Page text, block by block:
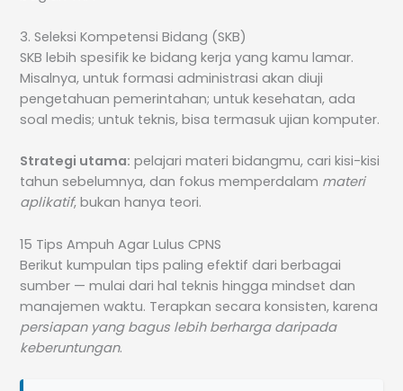
3. Seleksi Kompetensi Bidang (SKB)
SKB lebih spesifik ke bidang kerja yang kamu lamar.
Misalnya, untuk formasi administrasi akan diuji
pengetahuan pemerintahan; untuk kesehatan, ada
soal medis; untuk teknis, bisa termasuk ujian komputer.
Strategi utama: pelajari materi bidangmu, cari kisi-kisi
tahun sebelumnya, dan fokus memperdalam materi
aplikatif, bukan hanya teori.
15 Tips Ampuh Agar Lulus CPNS
Berikut kumpulan tips paling efektif dari berbagai
sumber — mulai dari hal teknis hingga mindset dan
manajemen waktu. Terapkan secara konsisten, karena
persiapan yang bagus lebih berharga daripada
keberuntungan.